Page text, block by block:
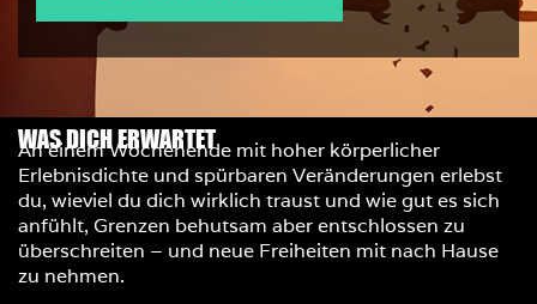
WAS DICH ERWARTET
An einem Wochenende mit hoher körperlicher
Erlebnisdichte und spürbaren Veränderungen erlebst
du, wieviel du dich wirklich traust und wie gut es sich
anfühlt, Grenzen behutsam aber entschlossen zu
überschreiten – und neue Freiheiten mit nach Hause
zu nehmen.